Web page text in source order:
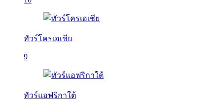
ทัวร์โครเอเชีย
9
ทัวร์แอฟริกาใต้